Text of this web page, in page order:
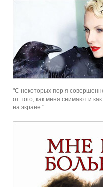
"С некоторых пор я
от того, как меня снимают и
на экране."